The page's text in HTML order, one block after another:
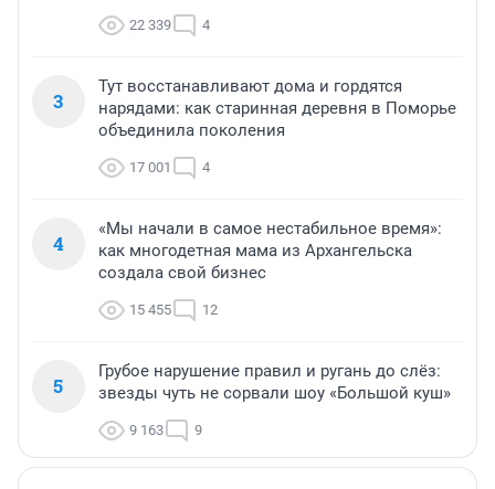
22 339 4
3
Тут восстанавливают дома и гордятся
нарядами: как старинная деревня в Поморье
объединила поколения
17 001 4
4
«Мы начали в самое нестабильное время»:
как многодетная мама из Архангельска
создала свой бизнес
15 455 12
5
Грубое нарушение правил и ругань до слёз:
звезды чуть не сорвали шоу «Большой куш»
9 163 9